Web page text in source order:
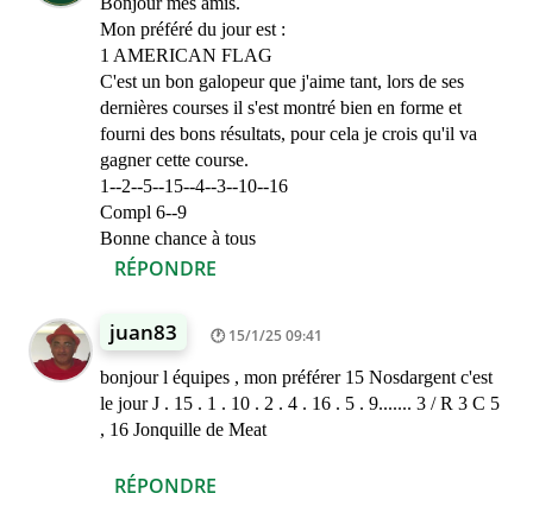
Mon préféré du jour est :
1 AMERICAN FLAG
C'est un bon galopeur que j'aime tant, lors de ses
dernières courses il s'est montré bien en forme et
fourni des bons résultats, pour cela je crois qu'il va
gagner cette course.
1--2--5--15--4--3--10--16
Compl 6--9
Bonne chance à tous
RÉPONDRE
juan83 15/1/25 09:41
bonjour l équipes , mon préférer 15 Nosdargent c'est
le jour J . 15 . 1 . 10 . 2 . 4 . 16 . 5 . 9....... 3 / R 3 C 5
, 16 Jonquille de Meat
RÉPONDRE